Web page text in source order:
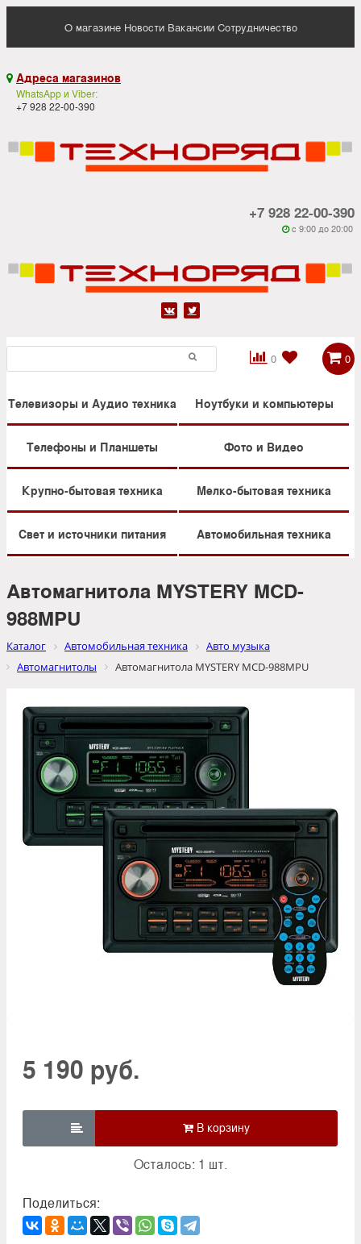
О магазине Новости Вакансии Сотрудничество
 Адреса магазинов
WhatsApp и Viber:
+7 928 22-00-390
+7 928 22-00-390
 c 9:00 до 20:00
 
0

 0
Телевизоры и Аудио техника Ноутбуки и компьютеры
Телефоны и Планшеты Фото и Видео
Крупно-бытовая техника Мелко-бытовая техника
Свет и источники питания Автомобильная техника
Автомагнитола MYSTERY MCD-
988MPU
Каталог Автомобильная техника
Авто музыка
Автомагнитолы
Автомагнитола MYSTERY MCD-988MPU
5 190 руб.

Осталось: 1 шт.
Поделиться: